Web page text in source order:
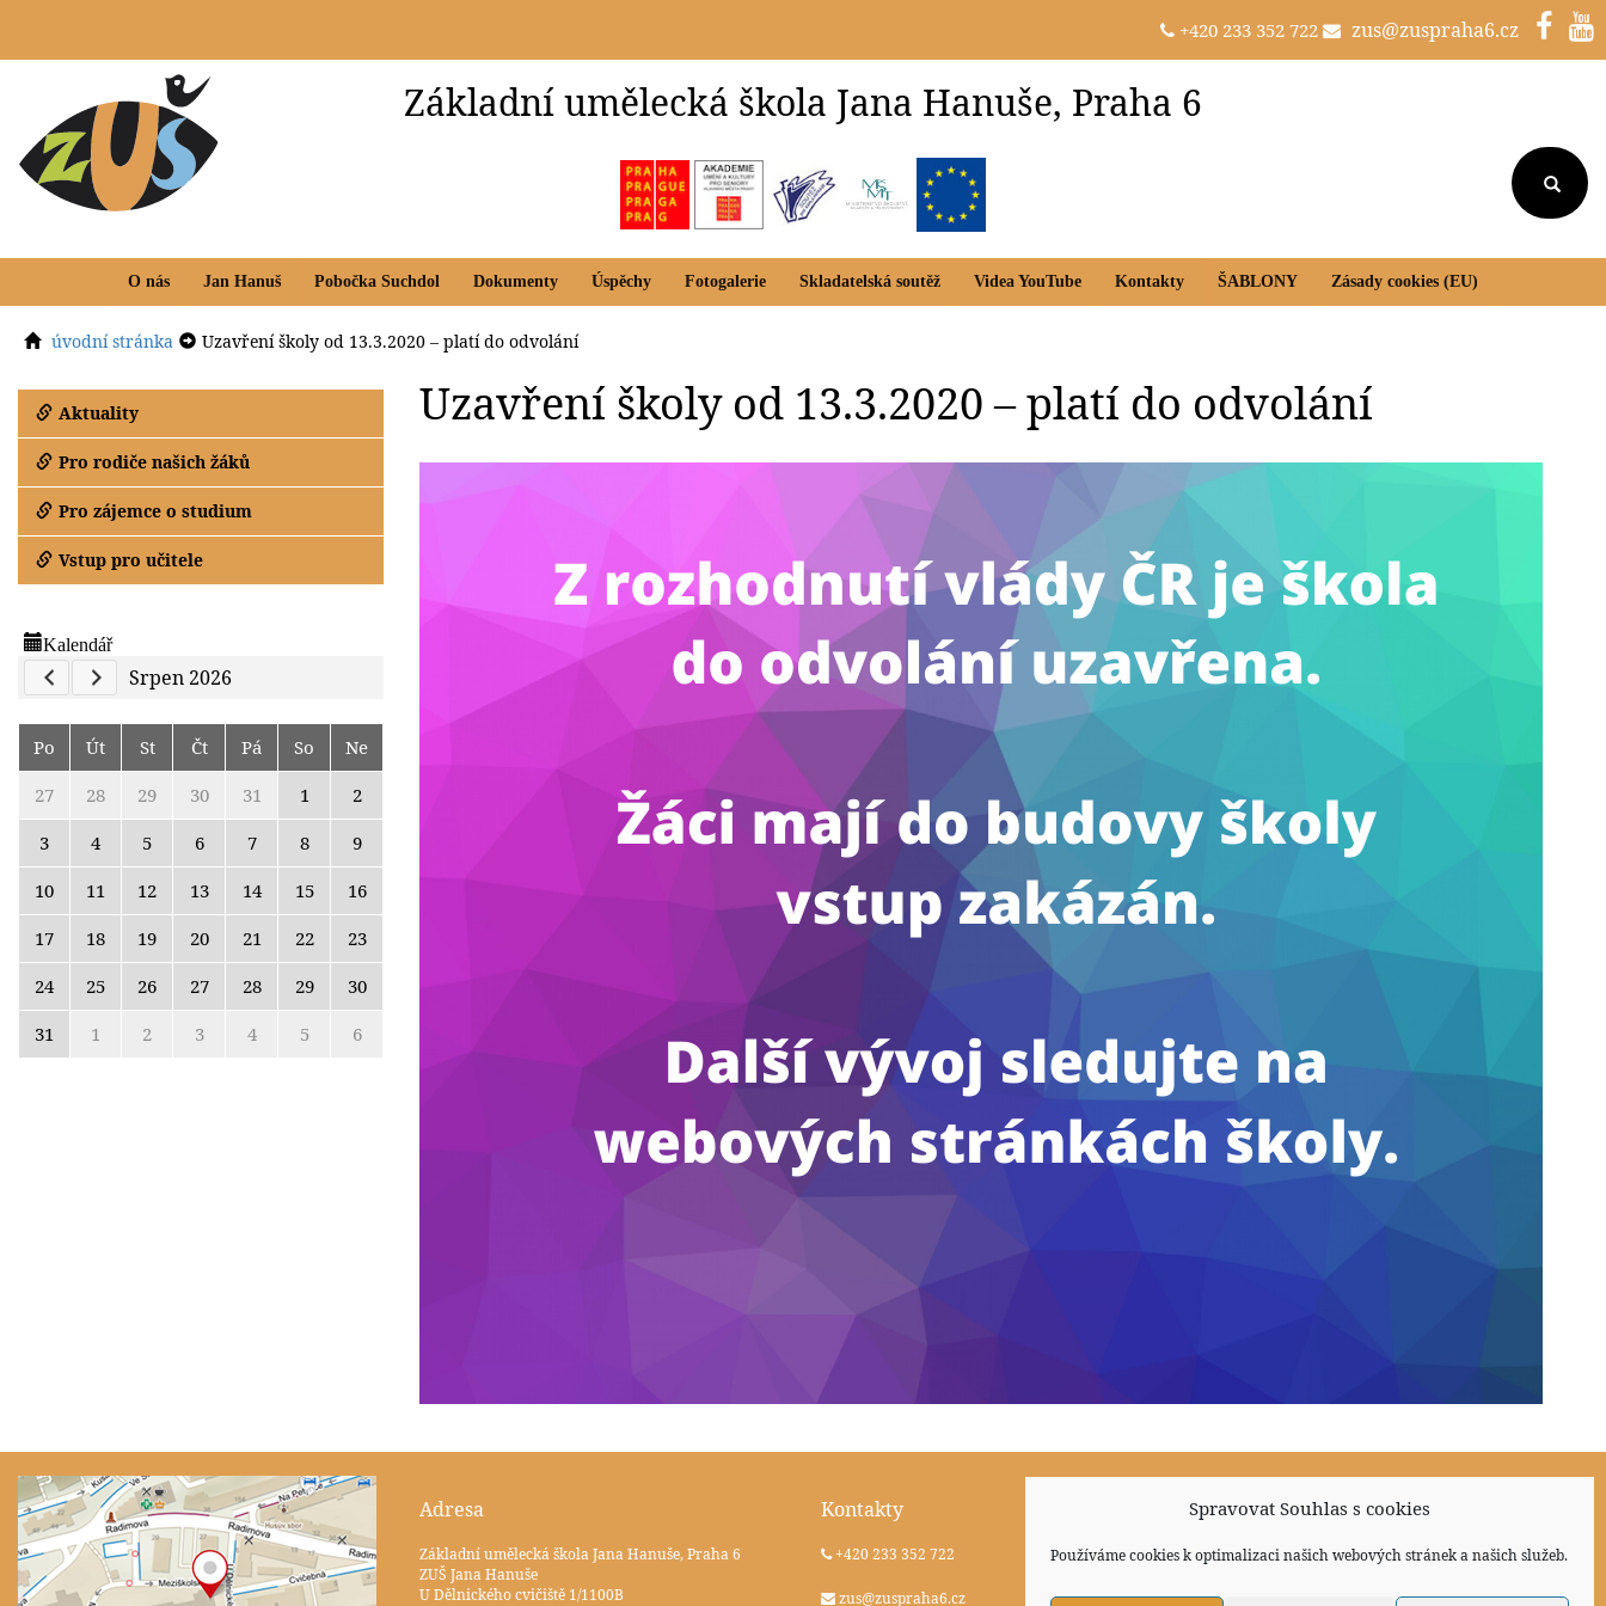
Spravovat Souhlas s cookies
Používáme cookies k optimalizaci našich webových stránek a našich služeb.
+420 233 352 722 zus@zuspraha6.cz
Základní umělecká škola Jana Hanuše, Praha 6
O nás Jan Hanuš Pobočka Suchdol Dokumenty Úspěchy Fotogalerie Skladatelská soutěž Videa YouTube Kontakty ŠABLONY Zásady cookies (EU)
úvodní stránka Uzavření školy od 13.3.2020 – platí do odvolání
Aktuality
Pro rodiče našich žáků
Pro zájemce o studium
Vstup pro učitele
Kalendář
Previous Calendar
Next Calendar
Srpen 2026
Po Út St Čt Pá So
Ne
27
28 29 30 31 1
2
3
4 5 6 7 8
9
10
11 12 13 14 15
16
17
18 19 20 21 22
23
24
25 26 27 28 29
30
31
1 2 3 4 5 6
Uzavření školy od 13.3.2020 – platí do odvolání
Adresa
Základní umělecká škola Jana Hanuše, Praha 6
ZUŠ Jana Hanuše
U Dělnického cvičiště 1/1100B
Kontakty
+420 233 352 722
zus@zuspraha6.cz
Sociální sítě